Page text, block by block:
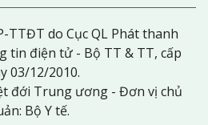
TTĐT do Cục QL Phát thanh
tin điện tử - Bộ TT & TT, cấp
03/12/2010.
đới Trung ương - Đơn vị chủ
Bộ Y tế.